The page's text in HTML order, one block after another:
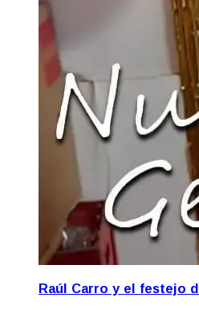
Raúl Carro y el festejo